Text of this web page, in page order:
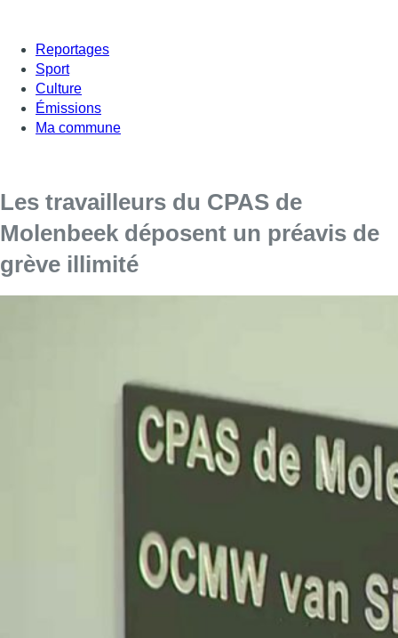
Reportages
Sport
Culture
Émissions
Ma commune
Les travailleurs du CPAS de
Molenbeek déposent un préavis de
grève illimité